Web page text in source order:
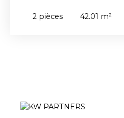
2 pièces 42.01 m²